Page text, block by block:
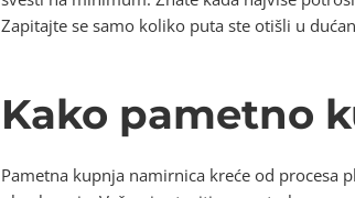
Zapitajte se samo koliko puta ste otišli u
Kako pametno
Pametna kupnja namirnica kreće od procesa